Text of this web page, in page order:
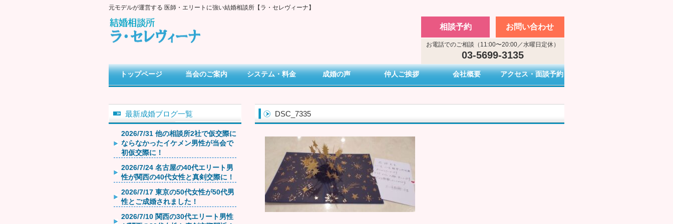
元モデルが運営する 医師・エリートに強い結婚相談所【ラ・セレヴィーナ】
相談予約 お問い合わせ
お電話でのご相談（11:00〜20:00／水曜日定休）
03-5699-3135
トップページ 当会のご案内 システム・料金 成婚の声 仲人ご挨拶 会社概要 アクセス・面談予約
DSC_7335
最新成婚ブログ一覧
2026/7/31 他の相談所2社で仮交際に
ならなかったイケメン男性が当会で
初仮交際に！
2026/7/24 名古屋の40代エリート男
性が関西の40代女性と真剣交際に！
2026/7/17 東京の50代女性が50代男
性とご成婚されました！
2026/7/10 関西の30代エリート男性